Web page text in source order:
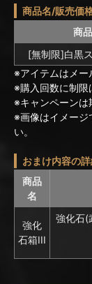
商品名/販売価
商
[無制限]白黒
※アイテムはメー
※購入回数に制限
※キャンペーンは
※画像はイメージ
い。
おまけ内容の
商品
名
強化
石箱III
強化石(